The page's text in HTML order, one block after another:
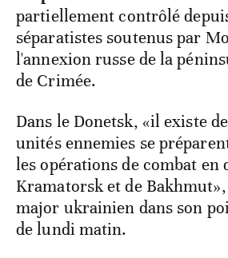
partiellement contrôlé
séparatistes soutenus par
l'annexion russe de la
de Crimée.
Dans le Donetsk, «il existe
unités ennemies se
les opérations de combat en
Kramatorsk et de
major ukrainien dans son
de lundi matin.